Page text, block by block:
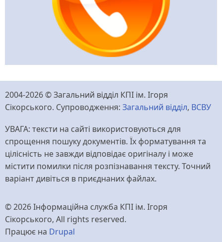
2004-2026 © Загальний відділ КПІ ім. Ігоря
Сікорського. Супроводження: Загальний відділ, ВСВУ
УВАГА: тексти на сайті використовуються для
спрощення пошуку документів. Їх форматування та
цілісність не завжди відповідає оригіналу і може
містити помилки після розпізнавання тексту. Точний
варіант дивіться в приєднаних файлах.
© 2026 Інформаційна служба КПІ ім. Ігоря
Сікорського, All rights reserved.
Працює на Drupal